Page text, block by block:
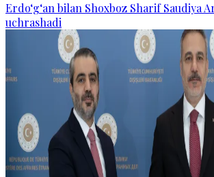
Erdo‘g‘an bilan Shoxboz Sharif Saudiya
uchrashadi